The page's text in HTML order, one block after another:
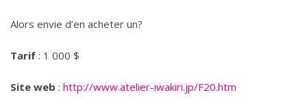
Alors envie d’en acheter un?
Tarif : 1 000 $
Site web : http://www.atelier-iwakiri.jp/F20.htm